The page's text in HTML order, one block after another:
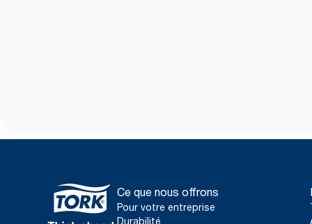
Ce que nous offrons
Pour votre entreprise
Durabilité